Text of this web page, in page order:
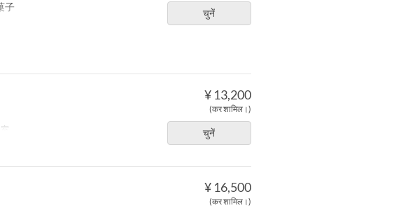
चुनें
子
¥ 13,200
(कर शामिल।)
चुनें
¥ 16,500
(कर शामिल।)